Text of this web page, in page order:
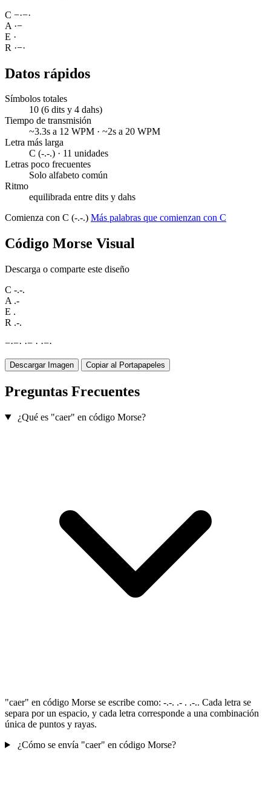
C −·−·
A ·−
E ·
R ·−·
Datos rápidos
Símbolos totales
10 (6 dits y 4 dahs)
Tiempo de transmisión
~3.3s a 12 WPM · ~2s a 20 WPM
Letra más larga
C (-.-.) · 11 unidades
Letras poco frecuentes
Solo alfabeto común
Ritmo
equilibrada entre dits y dahs
Comienza con C (-.-.) Más palabras que comienzan con C
Código Morse Visual
Descarga o comparte este diseño
C -.-.
A .-
E .
R .-.
−·−· ·− · ·−·
Descargar Imagen Copiar al Portapapeles
Preguntas Frecuentes
¿Qué es "caer" en código Morse?
"caer" en código Morse se escribe como: -.-. .- . .-.. Cada letra se
separa por un espacio, y cada letra corresponde a una combinación
única de puntos y rayas.
¿Cómo se envía "caer" en código Morse?